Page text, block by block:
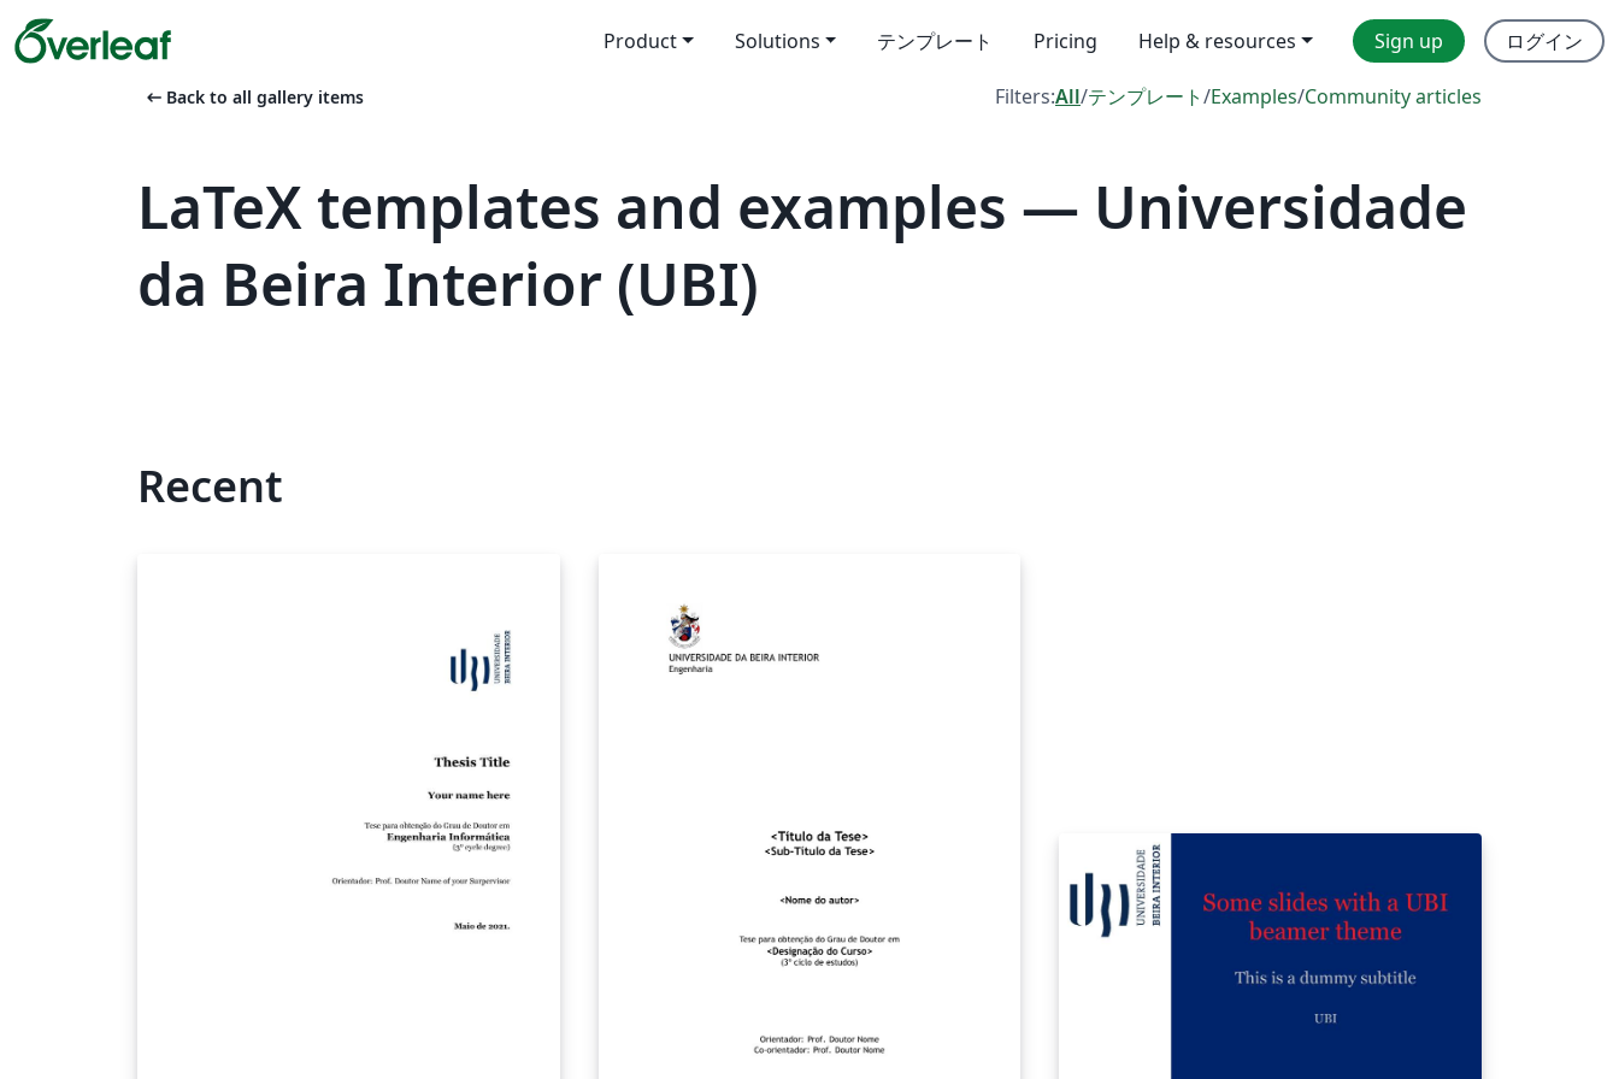
Product Solutions テンプレート Pricing Help & resources Sign up ログイン
arrow_left_alt Back to all gallery items Filters:All/テンプレート/Examples/Community articles
LaTeX templates and examples — Universidade
da Beira Interior (UBI)
Recent